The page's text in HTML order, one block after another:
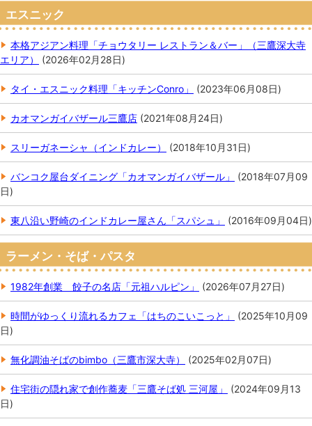
エスニック
本格アジアン料理「チョウタリー レストラン＆バー」（三鷹深大寺
エリア）
(2026年02月28日)
タイ・エスニック料理「キッチンConro」 (2023年06月08日)
カオマンガイバザール三鷹店 (2021年08月24日)
スリーガネーシャ（インドカレー） (2018年10月31日)
バンコク屋台ダイニング「カオマンガイバザール」 (2018年07月09
日)
東八沿い野崎のインドカレー屋さん「スパシュ」 (2016年09月04日)
ラーメン・そば・パスタ
1982年創業 餃子の名店「元祖ハルピン」 (2026年07月27日)
時間がゆっくり流れるカフェ「はちのこいこっと」 (2025年10月09
日)
無化調油そばのbimbo（三鷹市深大寺） (2025年02月07日)
住宅街の隠れ家で創作蕎麦「三鷹そば処 三河屋」 (2024年09月13
日)